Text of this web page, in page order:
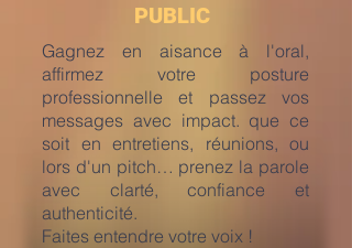
PUBLIC
Gagnez en aisance à l'oral,
affirmez votre posture
professionnelle et passez vos
messages avec impact. que ce
soit en entretiens, réunions, ou
lors d'un pitch… prenez la parole
avec clarté, confiance et
authenticité.
Faites entendre votre voix !